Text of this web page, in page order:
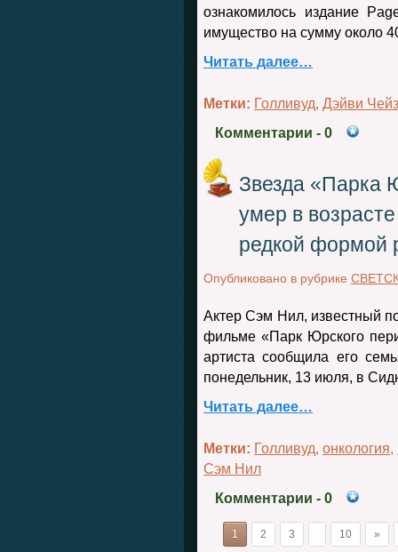
ознакомилось издание
имущество на сумму около
Читать далее…
Метки: Голливуд, Дэйви Чейз
Комментарии - 0
Звезда «Парка
умер в
редкой формой
Опубликовано в рубрике
Актер Сэм Нил, известный
фильме «Парк Юрского
артиста сообщила его
понедельник, 13 июля, в
Читать далее…
Метки: Голливуд, онкология,
Сэм Нил
Комментарии - 0
1 2 3 10 »